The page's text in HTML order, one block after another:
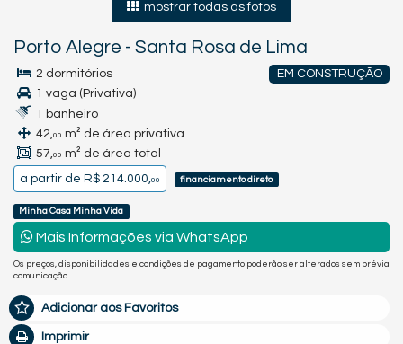
mostrar todas as fotos
Porto Alegre - Santa Rosa de Lima
EM CONSTRUÇÃO
2 dormitórios
1 vaga (Privativa)
1 banheiro
42,00 m² de área privativa
57,00 m² de área total
a partir de R$ 214.000,00 financiamento direto
Minha Casa Minha Vida
Mais Informações via WhatsApp
Os preços, disponibilidades e condições de pagamento poderão ser alterados sem prévia
comunicação.
Adicionar aos Favoritos
Imprimir